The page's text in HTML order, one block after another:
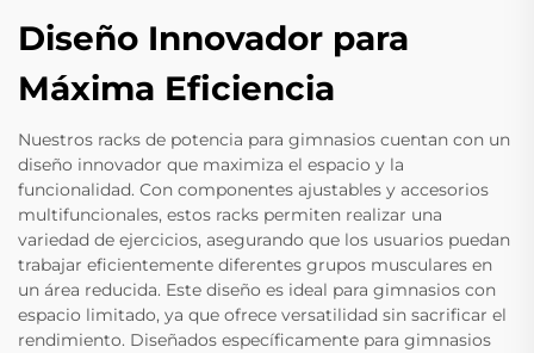
Diseño Innovador para
Máxima Eficiencia
Nuestros racks de potencia para gimnasios cuentan con un
diseño innovador que maximiza el espacio y la
funcionalidad. Con componentes ajustables y accesorios
multifuncionales, estos racks permiten realizar una
variedad de ejercicios, asegurando que los usuarios puedan
trabajar eficientemente diferentes grupos musculares en
un área reducida. Este diseño es ideal para gimnasios con
espacio limitado, ya que ofrece versatilidad sin sacrificar el
rendimiento. Diseñados específicamente para gimnasios